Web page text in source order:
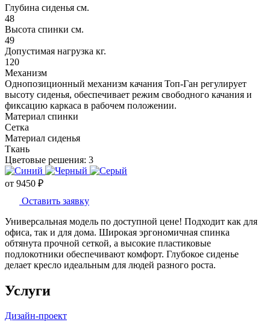
Глубина сиденья см.
48
Высота спинки см.
49
Допустимая нагрузка кг.
120
Механизм
Однопозиционный механизм качания Топ-Ган регулирует
высоту сиденья, обеспечивает режим свободного качания и
фиксацию каркаса в рабочем положении.
Материал спинки
Сетка
Материал сиденья
Ткань
Цветовые решения: 3
от 9450 ₽
Оставить заявку
Универсальная модель по доступной цене! Подходит как для
офиса, так и для дома. Широкая эргономичная спинка
обтянута прочной сеткой, а высокие пластиковые
подлокотники обеспечивают комфорт. Глубокое сиденье
делает кресло идеальным для людей разного роста.
Услуги
Дизайн-проект